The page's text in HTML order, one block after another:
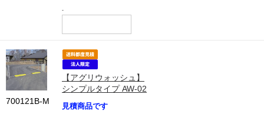
-
700121B-M
【アグリウォッシュ】
シンプルタイプ AW-02
見積商品です